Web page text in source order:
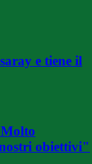
e tiene il
obiettivi"